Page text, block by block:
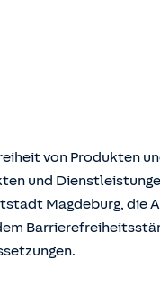
von Produkten
und
Magdeburg, die